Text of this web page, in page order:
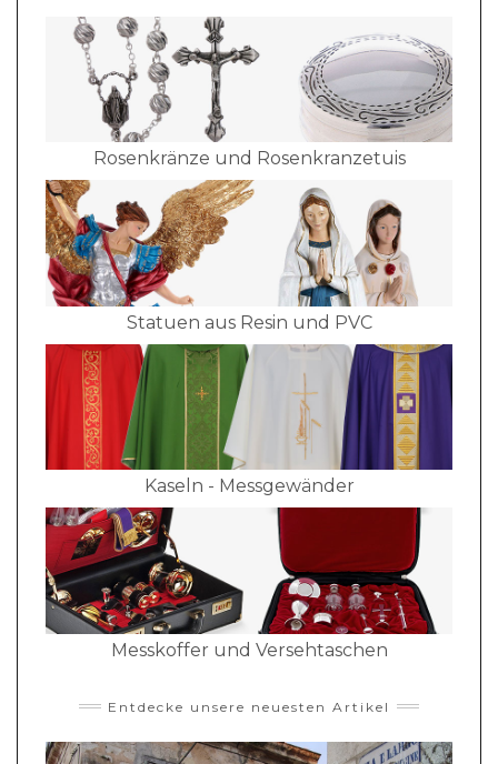
Rosenkränze und Rosenkranzetuis
Statuen aus Resin und PVC
Kaseln - Messgewänder
Messkoffer und Versehtaschen
Entdecke unsere neuesten Artikel